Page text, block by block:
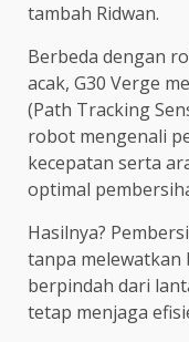
tambah Ridwan.
Berbeda dengan
acak, G30 Verge
(Path Tracking
robot mengenali
kecepatan serta
optimal
Hasilnya?
tanpa melewatkan
berpindah dari
tetap menjaga